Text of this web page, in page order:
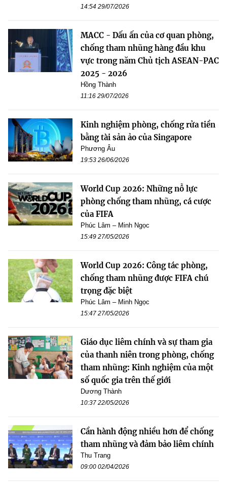
14:54 29/07/2026
MACC - Dấu ấn của cơ quan phòng,
chống tham nhũng hàng đầu khu
vực trong năm Chủ tịch ASEAN-PAC
2025 - 2026
Hồng Thành
11:16 29/07/2026
Kinh nghiệm phòng, chống rửa tiền
bằng tài sản ảo của Singapore
Phương Âu
19:53 26/06/2026
World Cup 2026: Những nỗ lực
phòng chống tham nhũng, cá cược
của FIFA
Phúc Lâm – Minh Ngọc
15:49 27/05/2026
World Cup 2026: Công tác phòng,
chống tham nhũng được FIFA chú
trọng đặc biệt
Phúc Lâm – Minh Ngọc
15:47 27/05/2026
Giáo dục liêm chính và sự tham gia
của thanh niên trong phòng, chống
tham nhũng: Kinh nghiệm của một
số quốc gia trên thế giới
Dương Thành
10:37 22/05/2026
Cần hành động nhiều hơn để chống
tham nhũng và đảm bảo liêm chính
Thu Trang
09:00 02/04/2026